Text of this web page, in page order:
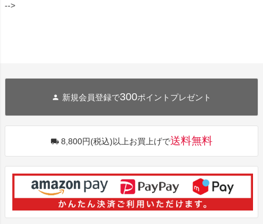
-->
新規会員登録で300ポイントプレゼント
8,800円(税込)以上お買上げで送料無料